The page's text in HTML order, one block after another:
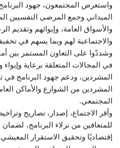
واستعرض المجتمعون، جهود
الميداني وجمع المرضى النفسيين
والأسواق العامة، وإيوائهم وتقديم
والاجتماعية لهم وبما يسهم في
وشددّوا على التعاون المستمر بين
في المجالات المتعلقة برعاية
المشردين، ودعم جهود البرنامج في
المشردين من الشوارع والأماكن
المجتمعي.
وأقر الاجتماع، إصدار، تصاريح
للمتعافين من نزلاء البرنامج،
إقتصاديًا وتحقيق الاستقرار